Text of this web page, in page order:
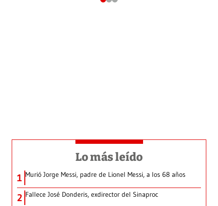
Lo más leído
1 Murió Jorge Messi, padre de Lionel Messi, a los 68 años
2 Fallece José Donderis, exdirector del Sinaproc